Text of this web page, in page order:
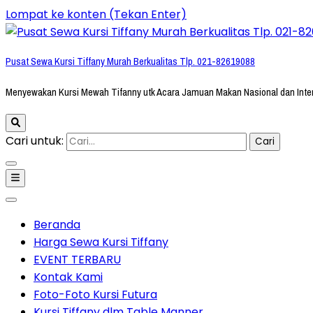
Lompat ke konten (Tekan Enter)
Pusat Sewa Kursi Tiffany Murah Berkualitas Tlp. 021-82619088
Menyewakan Kursi Mewah Tifanny utk Acara Jamuan Makan Nasional dan
Cari untuk:
Beranda
Harga Sewa Kursi Tiffany
EVENT TERBARU
Kontak Kami
Foto-Foto Kursi Futura